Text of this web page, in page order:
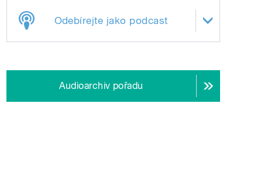
Odebírejte jako podcast
Audioarchiv pořadu